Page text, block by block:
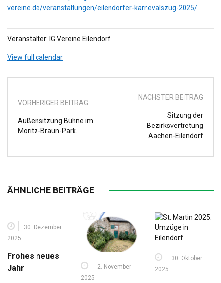
vereine.de/veranstaltungen/eilendorfer-karnevalszug-2025/
Veranstalter: IG Vereine Eilendorf
View full calendar
VORHERIGER BEITRAG
Außensitzung Bühne im
Moritz-Braun-Park.
NÄCHSTER BEITRAG
Sitzung der
Bezirksvertretung
Aachen-Eilendorf
ÄHNLICHE BEITRÄGE
30. Dezember
2025
Frohes neues
Jahr
2. November
2025
30. Oktober
2025